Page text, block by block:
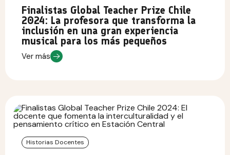
Finalistas Global Teacher Prize Chile
2024: La profesora que transforma la
inclusión en una gran experiencia
musical para los más pequeños
Ver más
Historias Docentes